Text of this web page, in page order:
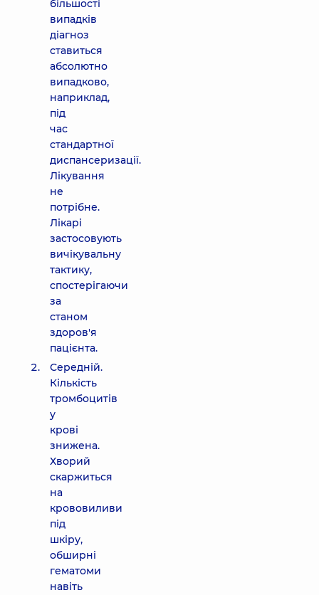
більшості
випадків
діагноз
ставиться
абсолютно
випадково,
наприклад,
під
час
стандартної
диспансеризації.
Лікування
не
потрібне.
Лікарі
застосовують
вичікувальну
тактику,
спостерігаючи
за
станом
здоров'я
пацієнта.
Середній.
Кількість
тромбоцитів
у
крові
знижена.
Хворий
скаржиться
на
крововиливи
під
шкіру,
обширні
гематоми
навіть